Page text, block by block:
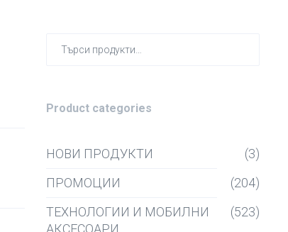
Product categories
НОВИ ПРОДУКТИ
(3)
ПРОМОЦИИ
(204)
ТЕХНОЛОГИИ И МОБИЛНИ
АКСЕСОАРИ
(523)